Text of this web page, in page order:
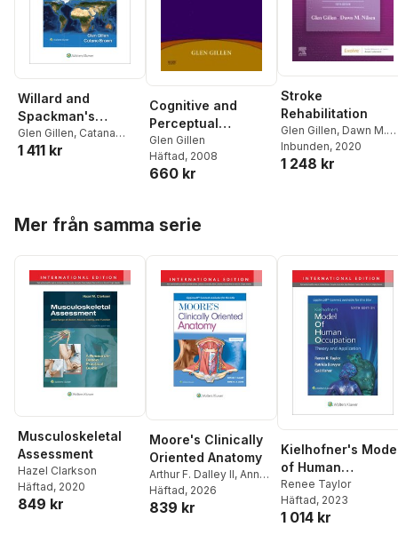
Willard and
Spackman's
Occupational
Therapy 14e
and Digital Access
Glen Gillen, Catana
Brown
1 411 kr
Cognitive and
Perceptual
Rehabilitation
Glen Gillen
Häftad, 2008
660 kr
Stroke
Rehabilitation
Glen Gillen, Dawn M.
Nilsen
Inbunden, 2020
1 248 kr
Mer från samma serie
Musculoskeletal
Assessment
Hazel Clarkson
Häftad, 2020
849 kr
Moore's Clinically
Oriented Anatomy
Arthur F. Dalley II, Anne
M. R. Agur
Häftad, 2026
839 kr
Kielhofner's
of Human
Occupation
Renee Taylor
Häftad, 2023
1 014 kr